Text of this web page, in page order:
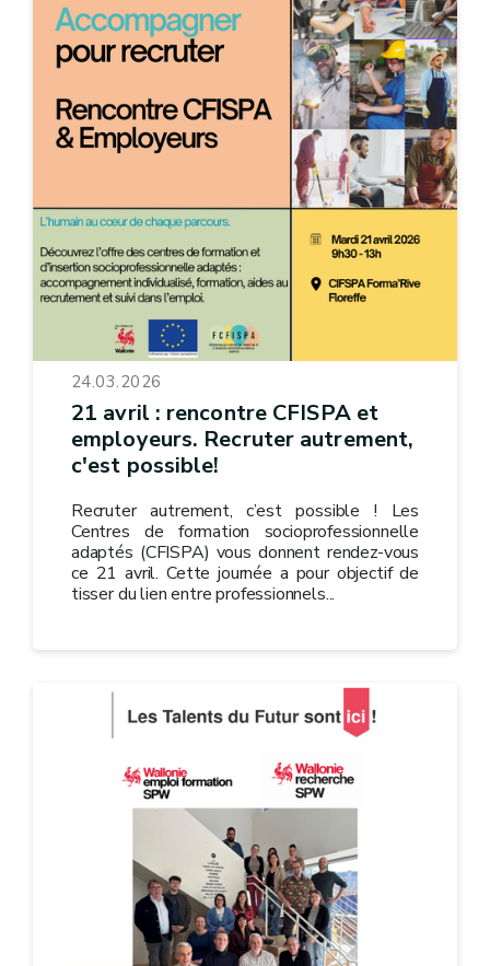
24.03.2026
21 avril : rencontre CFISPA et
employeurs. Recruter autrement,
c'est possible!
Recruter autrement, c’est possible ! Les
Centres de formation socioprofessionnelle
adaptés (CFISPA) vous donnent rendez-vous
ce 21 avril. Cette journée a pour objectif de
tisser du lien entre professionnels...